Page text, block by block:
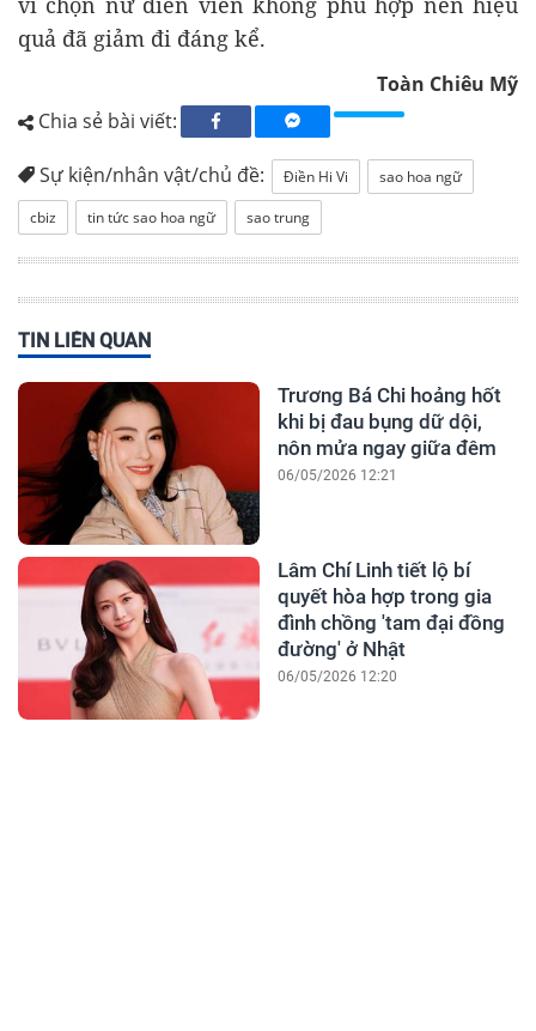
quả đã giảm đi đáng kể.
Toàn Chiêu Mỹ
Chia sẻ bài viết:
Sự kiện/nhân vật/chủ đề: Điền Hi Vi
sao hoa ngữ
cbiz
tin tức sao hoa ngữ sao trung
TIN LIÊN QUAN
Trương Bá Chi hoảng hốt
khi bị đau bụng dữ dội,
nôn mửa ngay giữa đêm
06/05/2026 12:21
Lâm Chí Linh tiết lộ bí
quyết hòa hợp trong gia
đình chồng 'tam đại đồng
đường' ở Nhật
06/05/2026 12:20